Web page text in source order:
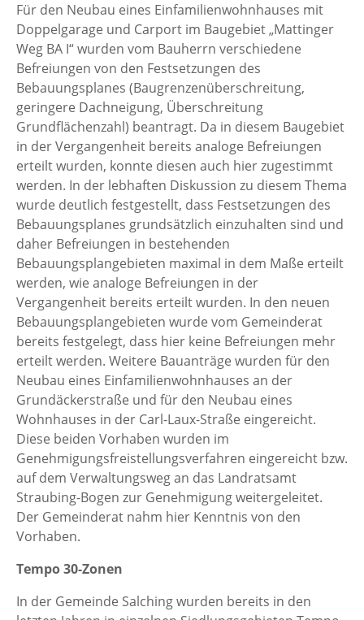
Für den Neubau eines Einfamilienwohnhauses mit
Doppelgarage und Carport im Baugebiet „Mattinger
Weg BA I“ wurden vom Bauherrn verschiedene
Befreiungen von den Festsetzungen des
Bebauungsplanes (Baugrenzenüberschreitung,
geringere Dachneigung, Überschreitung
Grundflächenzahl) beantragt. Da in diesem Baugebiet
in der Vergangenheit bereits analoge Befreiungen
erteilt wurden, konnte diesen auch hier zugestimmt
werden. In der lebhaften Diskussion zu diesem Thema
wurde deutlich festgestellt, dass Festsetzungen des
Bebauungsplanes grundsätzlich einzuhalten sind und
daher Befreiungen in bestehenden
Bebauungsplangebieten maximal in dem Maße erteilt
werden, wie analoge Befreiungen in der
Vergangenheit bereits erteilt wurden. In den neuen
Bebauungsplangebieten wurde vom Gemeinderat
bereits festgelegt, dass hier keine Befreiungen mehr
erteilt werden. Weitere Bauanträge wurden für den
Neubau eines Einfamilienwohnhauses an der
Grundäckerstraße und für den Neubau eines
Wohnhauses in der Carl-Laux-Straße eingereicht.
Diese beiden Vorhaben wurden im
Genehmigungsfreistellungsverfahren eingereicht bzw.
auf dem Verwaltungsweg an das Landratsamt
Straubing-Bogen zur Genehmigung weitergeleitet.
Der Gemeinderat nahm hier Kenntnis von den
Vorhaben.
Tempo 30-Zonen
In der Gemeinde Salching wurden bereits in den